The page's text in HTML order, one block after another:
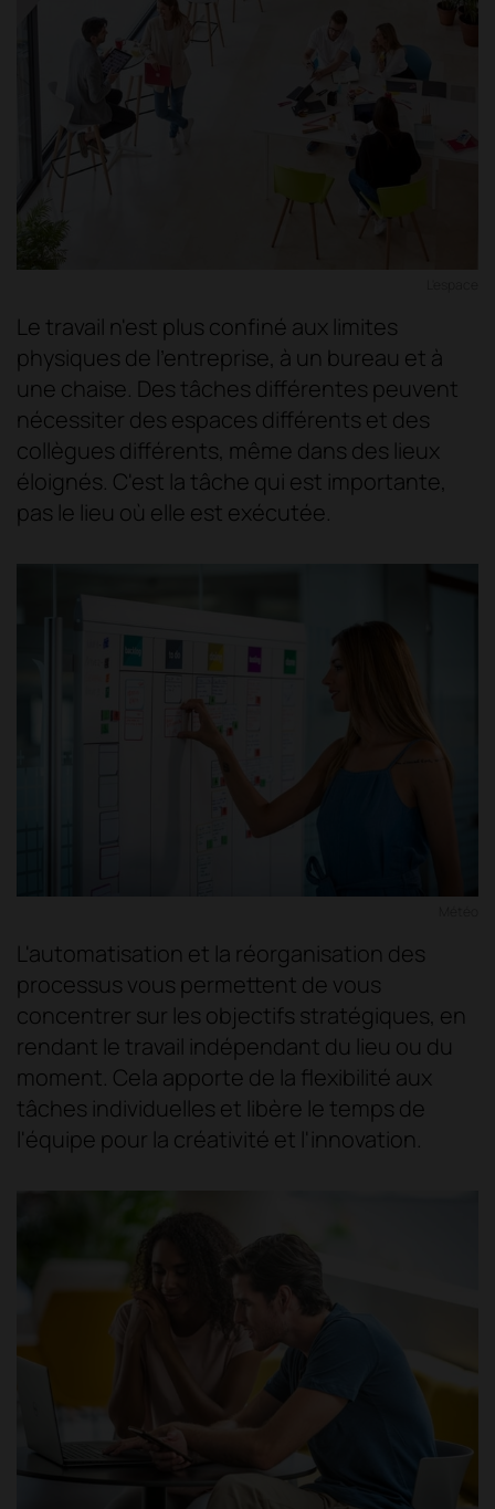
Le travail n'est plus confiné aux limites
physiques de l'entreprise, à un bureau et à
une chaise. Des tâches différentes peuvent
nécessiter des espaces différents et des
collègues différents, même dans des lieux
éloignés. C'est la tâche qui est importante,
pas le lieu où elle est exécutée.
L'automatisation et la réorganisation des
processus vous permettent de vous
concentrer sur les objectifs stratégiques, en
rendant le travail indépendant du lieu ou du
moment. Cela apporte de la flexibilité aux
tâches individuelles et libère le temps de
l'équipe pour la créativité et l'innovation.